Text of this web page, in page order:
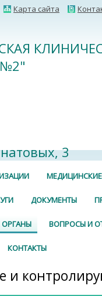
Карта сайта
3
ДОКУМЕНТЫ
ВОПРОСЫ И
КОНТАКТЫ
и